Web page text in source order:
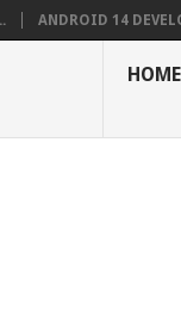
ANDROID 14
HOME